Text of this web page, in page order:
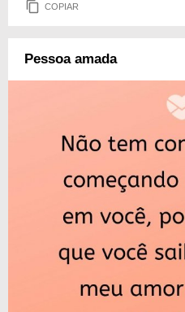
COPIAR
Pessoa amada